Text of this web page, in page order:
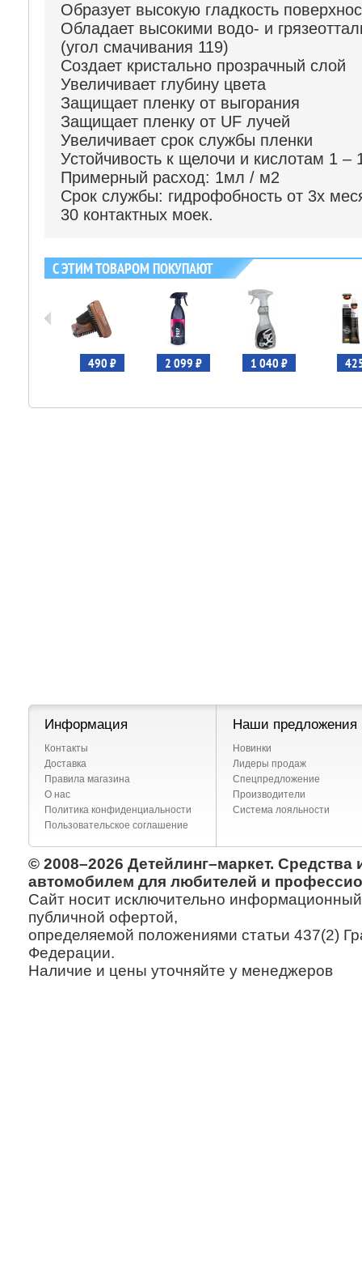
Образует высокую гладкость
Обладает высокими водо- и
(угол смачивания 119)
Создает кристально прозрачный слой
Увеличивает глубину цвета
Защищает пленку от выгорания
Защищает пленку от UF лучей
Увеличивает срок службы пленки
Устойчивость к щелочи и кислотам 1 –
Примерный расход: 1мл / м2
Срок службы: гидрофобность от 3х
30 контактных моек.
С ЭТИМ ТОВАРОМ ПОКУПАЮТ
490 ₽ 2 099 ₽ 1 040 ₽
Информация
Контакты
Доставка
Правила магазина
О нас
Политика конфиденциальности
Пользовательское соглашение
Наши предложения
Новинки
Лидеры продаж
Спецпредложение
Производители
Система лояльности
© 2008–2026 Детейлинг–маркет. Средства
автомобилем для любителей и
Сайт носит исключительно информационный
публичной офертой,
определяемой положениями статьи 437(2)
Федерации.
Наличие и цены уточняйте у менеджеров